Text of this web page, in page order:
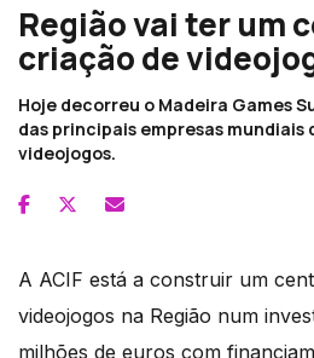
Região vai ter um
criação de
Hoje decorreu o Madeira Games
das principais empresas mundiais
videojogos.
A ACIF está a construir um
videojogos na Região num
milhões de euros com